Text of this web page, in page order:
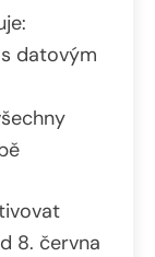
datovým
8. června